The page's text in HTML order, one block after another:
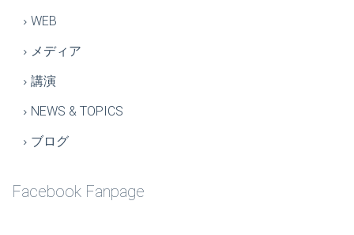
WEB
メディア
講演
NEWS & TOPICS
ブログ
Facebook Fanpage